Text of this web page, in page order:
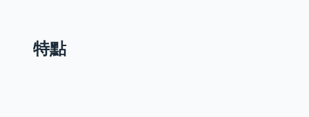
特點